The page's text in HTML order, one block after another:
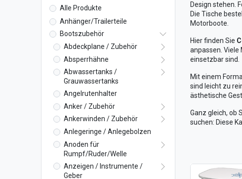
Alle Produkte
Anhänger/Trailerteile
Bootszubehör
Abdeckplane / Zubehör
Absperrhähne
Abwassertanks /
Grauwassertanks
Angelrutenhalter
Anker / Zubehör
Ankerwinden / Zubehör
Anlegeringe / Anlegebolzen
Anoden für
Rumpf/Ruder/Welle
Anzeigen / Instrumente /
Geber
Design stehen.
Die Tische
Motorboote.
Hier finden Sie
anpassen. Viele
einsetzbar sind.
Mit einem
sind leicht zu
ästhetische
Ganz gleich, ob
suchen: Diese